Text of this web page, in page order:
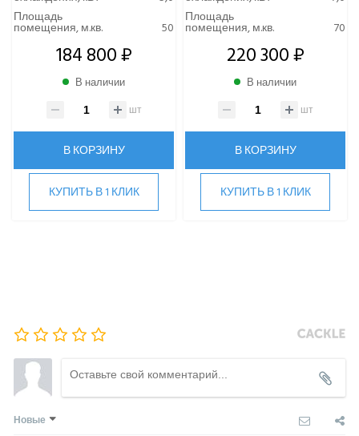
Samsung
SHUFT
XIGMA
YOSHIKAWA
МОРОЗКО
ОСУШИТЕЛИ ВОЗДУХА
ПРИТОЧНО-ВЫТЯЖНЫЕ УСТАНОВКИ
Площадь
помещения, м.кв. 50
184 800 ₽
В наличии
шт
В КОРЗИНУ
КУПИТЬ В 1 КЛИК
Площадь
помещения, м.кв. 70
220 300 ₽
В наличии
шт
В КОРЗИНУ
КУПИТЬ В 1 КЛИК
Новые